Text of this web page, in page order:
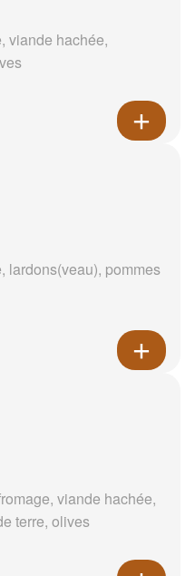
viande hachée,
lardons(veau), pommes
viande hachée,
terre, olives